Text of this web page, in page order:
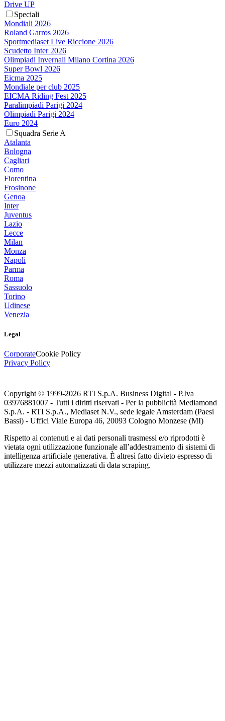
Drive UP
Speciali
Mondiali 2026
Roland Garros 2026
Sportmediaset Live Riccione 2026
Scudetto Inter 2026
Olimpiadi Invernali Milano Cortina 2026
Super Bowl 2026
Eicma 2025
Mondiale per club 2025
EICMA Riding Fest 2025
Paralimpiadi Parigi 2024
Olimpiadi Parigi 2024
Euro 2024
Squadra Serie A
Atalanta
Bologna
Cagliari
Como
Fiorentina
Frosinone
Genoa
Inter
Juventus
Lazio
Lecce
Milan
Monza
Napoli
Parma
Roma
Sassuolo
Torino
Udinese
Venezia
Legal
CorporateCookie Policy
Privacy Policy
Copyright © 1999-2026 RTI S.p.A. Business Digital - P.Iva
03976881007 - Tutti i diritti riservati - Per la pubblicità Mediamond
S.p.A. - RTI S.p.A., Mediaset N.V., sede legale Amsterdam (Paesi
Bassi) - Uffici Viale Europa 46, 20093 Cologno Monzese (MI)
Rispetto ai contenuti e ai dati personali trasmessi e/o riprodotti è
vietata ogni utilizzazione funzionale all’addestramento di sistemi di
intelligenza artificiale generativa. È altresì fatto divieto espresso di
utilizzare mezzi automatizzati di data scraping.